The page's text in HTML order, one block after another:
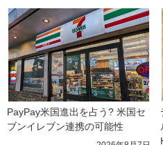
PayPay米国進出を占う? 米国セ
ブンイレブン連携の可能性